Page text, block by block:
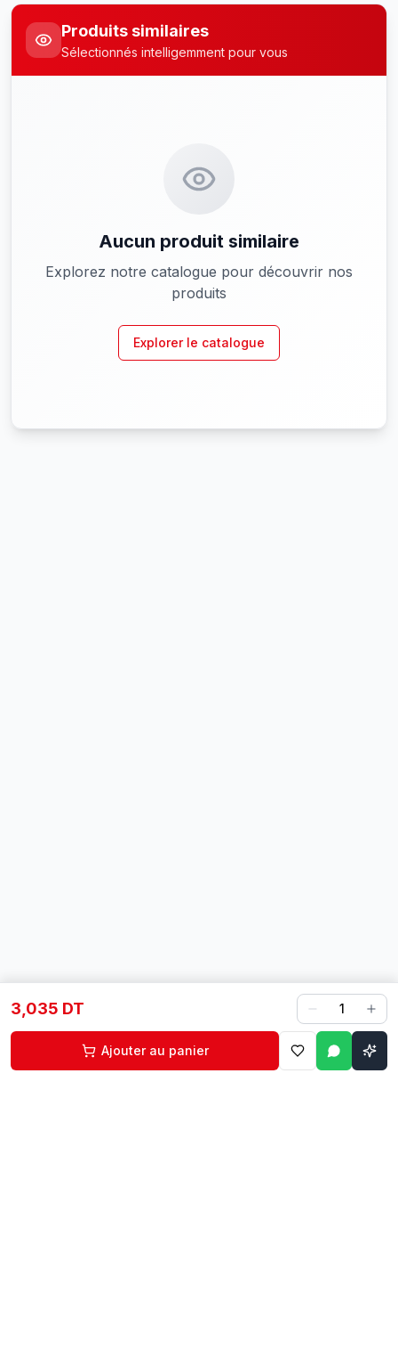
Produits similaires
Sélectionnés intelligemment pour vous
Aucun produit similaire
Explorez notre catalogue pour découvrir nos
produits
Explorer le catalogue
3,035 DT 1
Ajouter au panier